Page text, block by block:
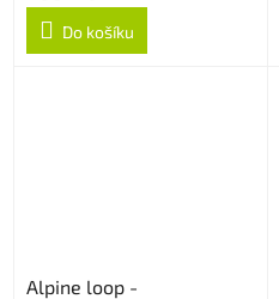
Do košíku
Alpine loop -